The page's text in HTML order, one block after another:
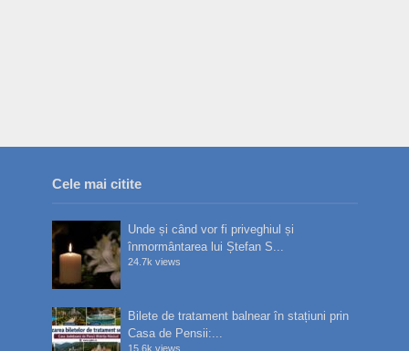
Cele mai citite
Unde și când vor fi priveghiul și
înmormântarea lui Ștefan S...
24.7k views
Bilete de tratament balnear în stațiuni prin
Casa de Pensii:...
15.6k views